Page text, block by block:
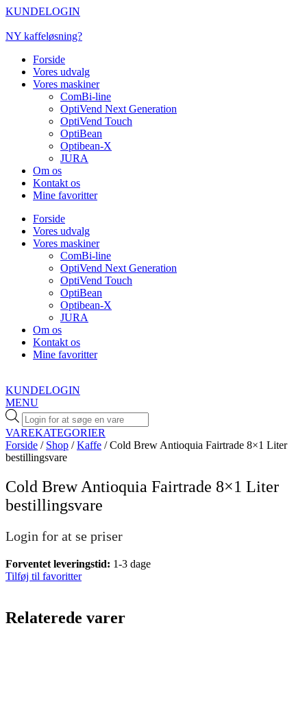
Videre
indhold
KUNDELOGIN
NY kaffeløsning?
Forside
Vores udvalg
Vores maskiner
ComBi-line
OptiVend Next Generation
OptiVend Touch
OptiBean
Optibean-X
JURA
Om os
Kontakt os
Mine favoritter
Forside
Vores udvalg
Vores maskiner
ComBi-line
OptiVend Next Generation
OptiVend Touch
OptiBean
Optibean-X
JURA
Om os
Kontakt os
Mine favoritter
KUNDELOGIN
MENU
Products
search
VAREKATEGORIER
Forside / Shop /Kaffe / Cold Brew Antioquia Fairtrade 8×1 Liter
bestillingsvare
Cold Brew Antioquia Fairtrade 8×1 Liter
bestillingsvare
Login for at se priser
Forventet leveringstid: 1-3 dage
Tilføj til favoritter
Relaterede varer